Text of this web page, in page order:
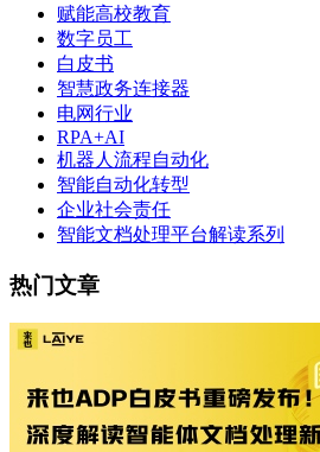
赋能高校教育
数字员工
白皮书
智慧政务连接器
电网行业
RPA+AI
机器人流程自动化
智能自动化转型
企业社会责任
智能文档处理平台解读系列
热门文章